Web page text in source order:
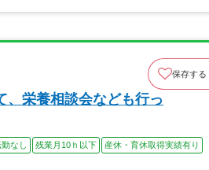
保存する
栄養相談会なども行っ
なし 残業月10ｈ以下
産休・育休取得実績有り